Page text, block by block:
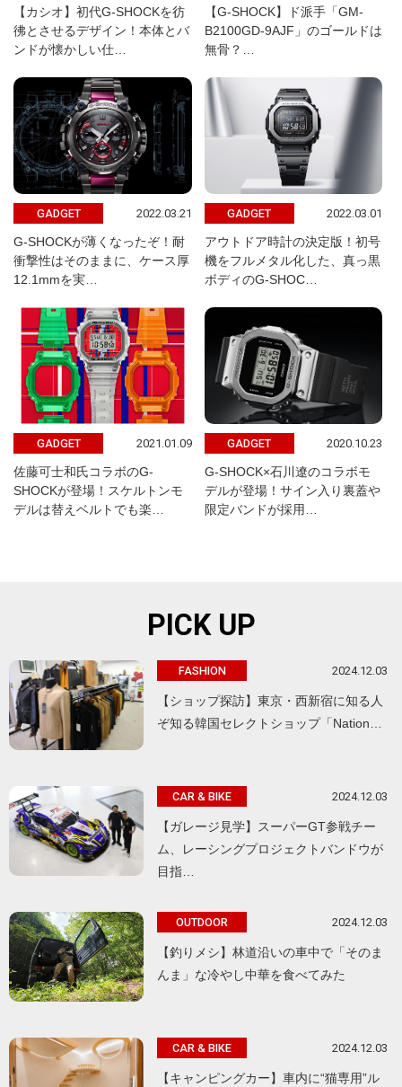
【カシオ】初代G-SHOCKを彷
彿とさせるデザイン！本体とバ
ンドが懐かしい仕…
【G-SHOCK】ド派手「GM-
B2100GD-9AJF」のゴールドは
無骨？…
GADGET 2022.03.21
G-SHOCKが薄くなったぞ！耐
衝撃性はそのままに、ケース厚
12.1mmを実…
GADGET 2022.03.01
アウトドア時計の決定版！初号
機をフルメタル化した、真っ黒
ボディのG-SHOC…
GADGET 2021.01.09
佐藤可士和氏コラボのG-
SHOCKが登場！スケルトンモ
デルは替えベルトでも楽…
GADGET 2020.10.23
G-SHOCK×石川遼のコラボモ
デルが登場！サイン入り裏蓋や
限定バンドが採用…
PICK UP
FASHION 2024.12.03
【ショップ探訪】東京・西新宿に知る人
ぞ知る韓国セレクトショップ「Nation…
CAR & BIKE 2024.12.03
【ガレージ見学】スーパーGT参戦チー
ム、レーシングプロジェクトバンドウが
目指…
OUTDOOR 2024.12.03
【釣りメシ】林道沿いの車中で「そのま
んま」な冷やし中華を食べてみた
CAR & BIKE 2024.12.03
【キャンピングカー】車内に“猫専用”ル